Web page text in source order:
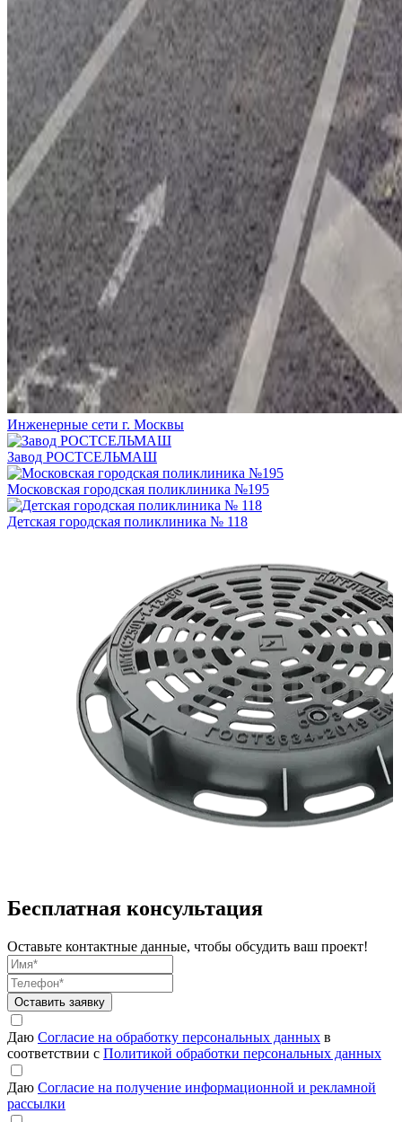
Инженерные сети г. Москвы
Завод РОСТСЕЛЬМАШ
Московская городская поликлиника №195
Детская городская поликлиника № 118
Бесплатная консультация
Оставьте контактные данные, чтобы обсудить ваш проект!
Оставить заявку
Даю Согласие на обработку персональных данных в
соответствии с Политикой обработки персональных данных
Даю Согласие на получение информационной и рекламной
рассылки